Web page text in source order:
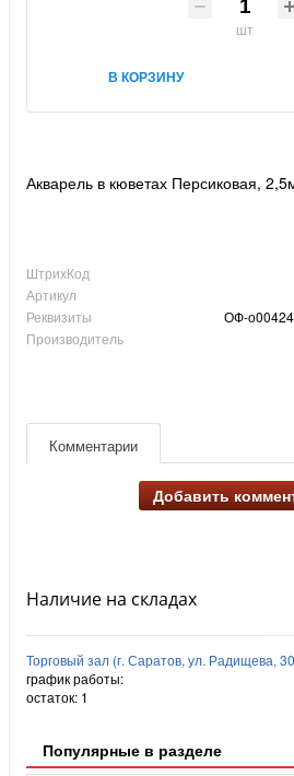
шт
В КОРЗИНУ
Акварель в кюветах Персиковая,
ШтрихКод
Артикул
Реквизиты
ОФ-
Производитель
Комментарии
Добавить
Наличие на складах
Торговый зал (г. Саратов, ул. Радищева,
график работы:
остаток: 1
Популярные в разделе